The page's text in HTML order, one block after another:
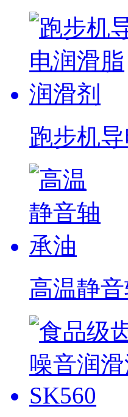
跑步机
高温静